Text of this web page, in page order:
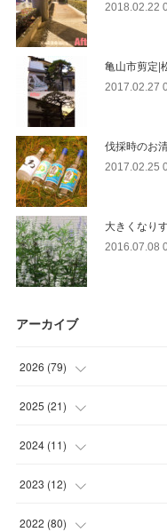
2018.02.22
亀山市剪定|
2017.02.27
伐採時のお
2017.02.25
大きくなり
2016.07.08
アーカイブ
2026 (79)
(10 )
(30 )
(23
(10
2025 (21)
(2
(9
(7
2024 (11)
(1
(5
2023 (12)
(5
2022 (80)